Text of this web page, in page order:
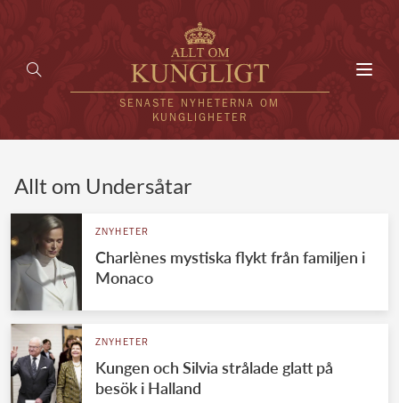
SENASTE NYHETERNA OM
KUNGLIGHETER
UTLÄNDSKT
VÄRLDENS KUNGAHUS
Svenska kungahuset
Brittiska kungahuset
REDAKTION
Allt om Undersåtar
ZNYHETER
Charlènes mystiska flykt från familjen i
Monaco
ZNYHETER
Kungen och Silvia strålade glatt på
besök i Halland